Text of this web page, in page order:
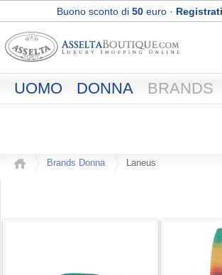
Buono sconto di 50 euro ·
UOMO DONNA BRANDS
Brands Donna Laneus